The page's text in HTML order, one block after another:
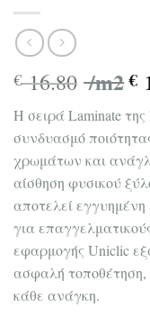
€16.80 /m2 €
Η σειρά Laminate της
συνδυασμό
χρωμάτων και
αίσθηση φυσικού
αποτελεί εγγυημένη
για
εφαρμογής Uniclic
ασφαλή τοποθέτηση,
κάθε ανάγκη.